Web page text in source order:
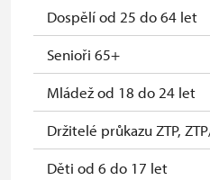
Jednorázové vstupenky
Průkaz zaměstnance NPÚ
rodinní příslušníci)
Průkaz Náš člověk *
* Platí pouze pro jednu
(držitele průkazu)
Dospělí od 25 do 64 let
Senioři 65+
Mládež od 18 do 24 let
Držitelé průkazu ZTP,
Děti od 6 do 17 let